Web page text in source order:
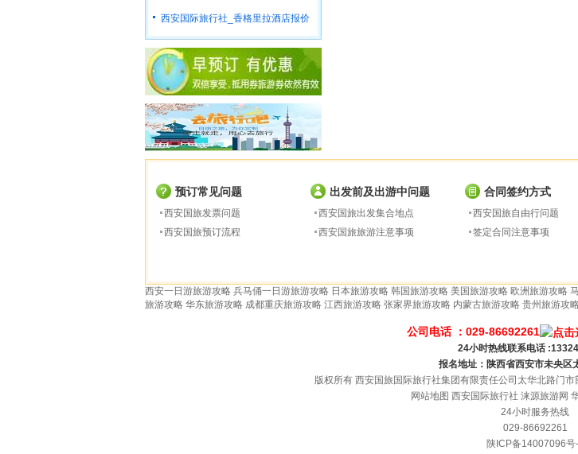
西安国际旅行社_香格里拉酒店报价
预订常见问题
西安国旅发票问题
西安国旅预订流程
出发前及出游中问题
西安国旅出发集合地点
西安国旅旅游注意事项
合同签约方式
西安国旅自由行问题
签定合同注意事项
西安一日游旅游攻略 兵马俑一日游旅游攻略 日本旅游攻略 韩国旅游攻略 美国旅游攻略 欧洲旅游攻略
旅游攻略 华东旅游攻略 成都重庆旅游攻略 江西旅游攻略 张家界旅游攻略 内蒙古旅游攻略 贵州旅游攻
公司电话 ：029-86692261
24小时热线联系电话
报名地址：陕西省西安市未央区
版权所有 西安国旅国际旅行社集团有限责任公司太华北路门
网站地图 西安国际旅行社 涞源旅游网
24小时服务热线
029-86692261
陕ICP备14007096号